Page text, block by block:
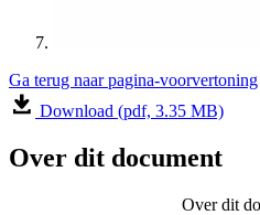
Ga terug naar pagina-voorvertoning
Download (pdf, 3.35 MB)
Over dit document
Over dit